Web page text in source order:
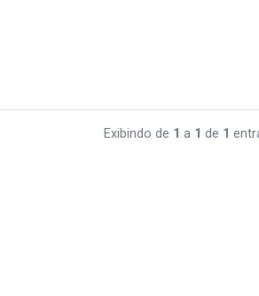
Exibindo de 1 a 1 de 1